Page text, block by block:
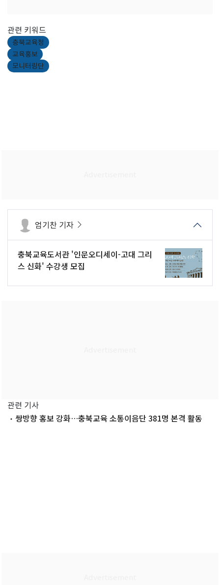
관련 키워드
충북교육청
교육홍보
모니터링단
엄기찬 기자
충북교육도서관 '인문오디세이-고대 그리
스 신화' 수강생 모집
관련 기사
쌍방향 홍보 강화…충북교육 소통이음단 381명 본격 활동